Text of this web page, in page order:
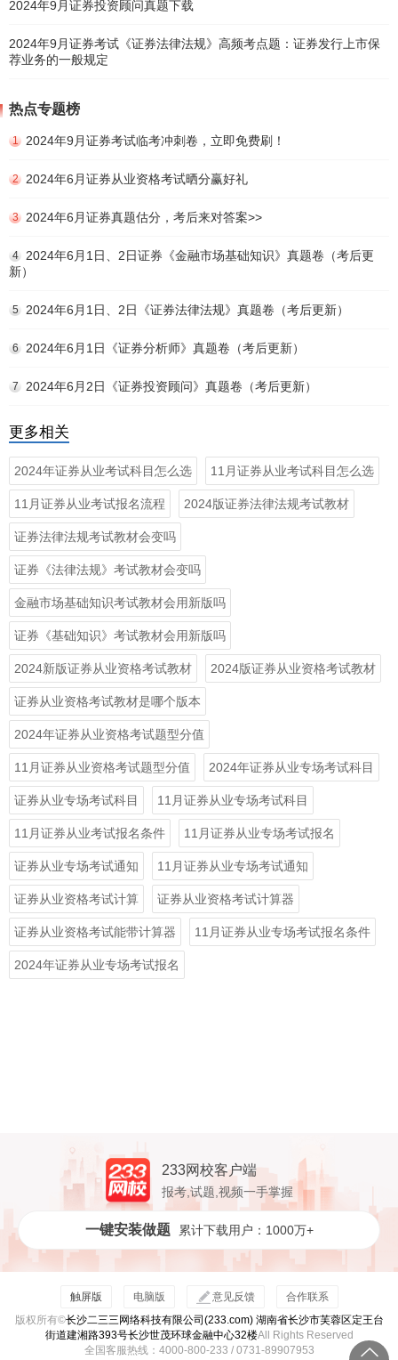
2024年9月证券投资顾问真题下载
2024年9月证券考试《证券法律法规》高频考点题：证券发行上市保
荐业务的一般规定
热点专题榜
1 2024年9月证券考试临考冲刺卷，立即免费刷！
2 2024年6月证券从业资格考试晒分赢好礼
3 2024年6月证券真题估分，考后来对答案>>
4
2024年6月1日、2日证券《金融市场基础知识》真题卷（考后更
新）
5 2024年6月1日、2日《证券法律法规》真题卷（考后更新）
6 2024年6月1日《证券分析师》真题卷（考后更新）
7 2024年6月2日《证券投资顾问》真题卷（考后更新）
更多相关
2024年证券从业考试科目怎么选 11月证券从业考试科目怎么选
11月证券从业考试报名流程 2024版证券法律法规考试教材
证券法律法规考试教材会变吗
证券《法律法规》考试教材会变吗
金融市场基础知识考试教材会用新版吗
证券《基础知识》考试教材会用新版吗
2024新版证券从业资格考试教材 2024版证券从业资格考试教材
证券从业资格考试教材是哪个版本
2024年证券从业资格考试题型分值
11月证券从业资格考试题型分值 2024年证券从业专场考试科目
证券从业专场考试科目 11月证券从业专场考试科目
11月证券从业考试报名条件 11月证券从业专场考试报名
证券从业专场考试通知 11月证券从业专场考试通知
证券从业资格考试计算 证券从业资格考试计算器
证券从业资格考试能带计算器 11月证券从业专场考试报名条件
2024年证券从业专场考试报名
233网校客户端
报考,试题,视频一手掌握
一键安装做题 累计下载用户：1000万+
触屏版 电脑版 意见反馈
合作联系
版权所有©长沙二三三网络科技有限公司(233.com) 湖南省长沙市芙蓉区定王台
街道建湘路393号长沙世茂环球金融中心32楼All Rights Reserved
全国客服热线：4000-800-233 / 0731-89907953